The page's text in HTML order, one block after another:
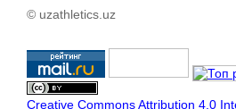
© uzathletics.uz
Creative Commons Attribution 4.0